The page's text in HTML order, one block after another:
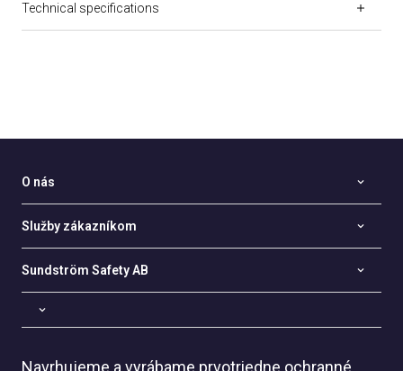
Technical specifications
O nás
Služby zákazníkom
Sundström Safety AB
Navrhujeme a vyrábame prvotriedne ochranné